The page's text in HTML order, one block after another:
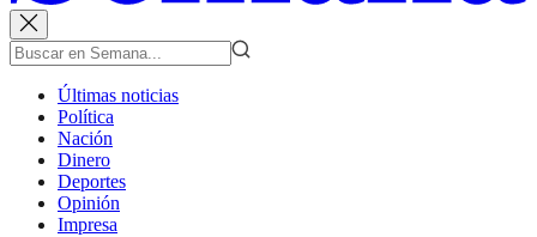
Últimas noticias
Política
Nación
Dinero
Deportes
Opinión
Impresa